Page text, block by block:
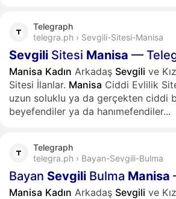
Telegraph
telegra.ph › Sevgili-Sitesi-Manisa
Sevgili Sitesi Manisa —
Manisa Kadın Arkadaş Sevgili ve
Sitesi İlanlar. Manisa Ciddi Evlilik
uzun soluklu ya da gerçekten ciddi
beyefendiler ya da hanımefendiler...
Telegraph
telegra.ph › Bayan-Sevgili-Bulma
Bayan Sevgili Bulma Manisa
Manisa Kadın Arkadaş Sevgili ve